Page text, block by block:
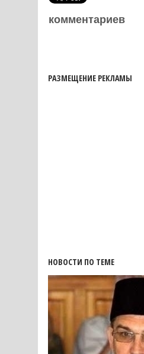
комментариев
РАЗМЕЩЕНИЕ РЕКЛАМЫ
НОВОСТИ ПО ТЕМЕ